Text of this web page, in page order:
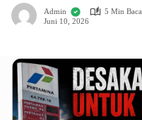
Admin
5 Min Baca
Juni 10, 2026